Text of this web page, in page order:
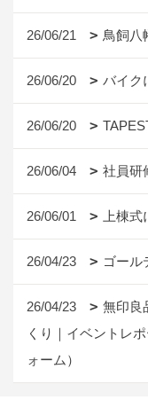
26/06/21 鳥飼八
26/06/20 バイク
26/06/20
26/06/04 社員研
26/06/01 上棟
26/04/23 ゴール
26/04/23
無印良
くり｜イベントレ
ォーム）